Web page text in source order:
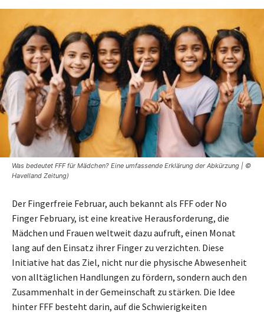
Was bedeutet FFF für Mädchen? Eine umfassende Erklärung der Abkürzung | ©
Havelland Zeitung)
Der Fingerfreie Februar, auch bekannt als FFF oder No
Finger February, ist eine kreative Herausforderung, die
Mädchen und Frauen weltweit dazu aufruft, einen Monat
lang auf den Einsatz ihrer Finger zu verzichten. Diese
Initiative hat das Ziel, nicht nur die physische Abwesenheit
von alltäglichen Handlungen zu fördern, sondern auch den
Zusammenhalt in der Gemeinschaft zu stärken. Die Idee
hinter FFF besteht darin, auf die Schwierigkeiten